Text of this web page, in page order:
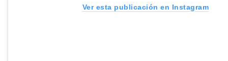
Ver esta publicación en Instagram